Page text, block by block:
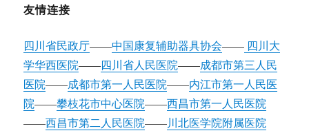
友情连接
四川省民政厅——中国康复辅助器具协会—— 四川大
学华西医院——四川省人民医院——成都市第三人民
医院——成都市第一人民医院——内江市第一人民医
院——攀枝花市中心医院——西昌市第一人民医院
——西昌市第二人民医院——川北医学院附属医院